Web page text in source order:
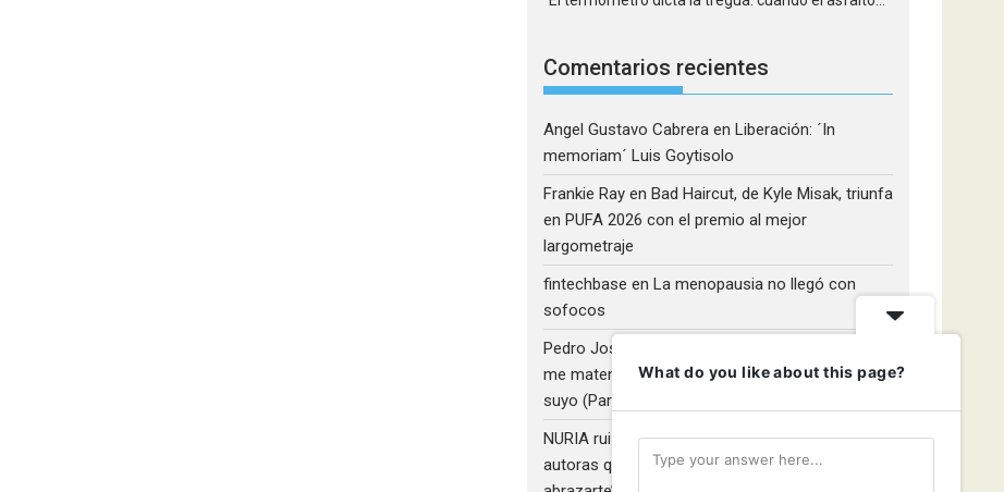
Comentarios recientes
Angel Gustavo Cabrera en Liberación: ´In
memoriam´ Luis Goytisolo
Frankie Ray en Bad Haircut, de Kyle Misak, triunfa
en PUFA 2026 con el premio al mejor
largometraje
fintechbase en La menopausia no llegó con
sofocos
Pedro José Camacho Barrios
me maten!»: El Rulfo que el cine venezolano hizo
suyo (Parte 2)
NURIA ruiz fernandezenLibros que nadie lee y
autoras que no hacen ruido: Redescubriendo ‘Y
What do you like about this page?